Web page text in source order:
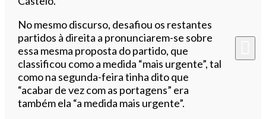
No mesmo discurso, desafiou os restantes
partidos à direita a pronunciarem-se sobre
essa mesma proposta do partido, que
classificou como a medida “mais urgente”, tal
como na segunda-feira tinha dito que
“acabar de vez com as portagens” era
também ela “a medida mais urgente”.